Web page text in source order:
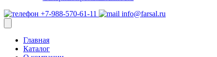
+7-988-570-61-11
info@farsal.ru
Главная
Каталог